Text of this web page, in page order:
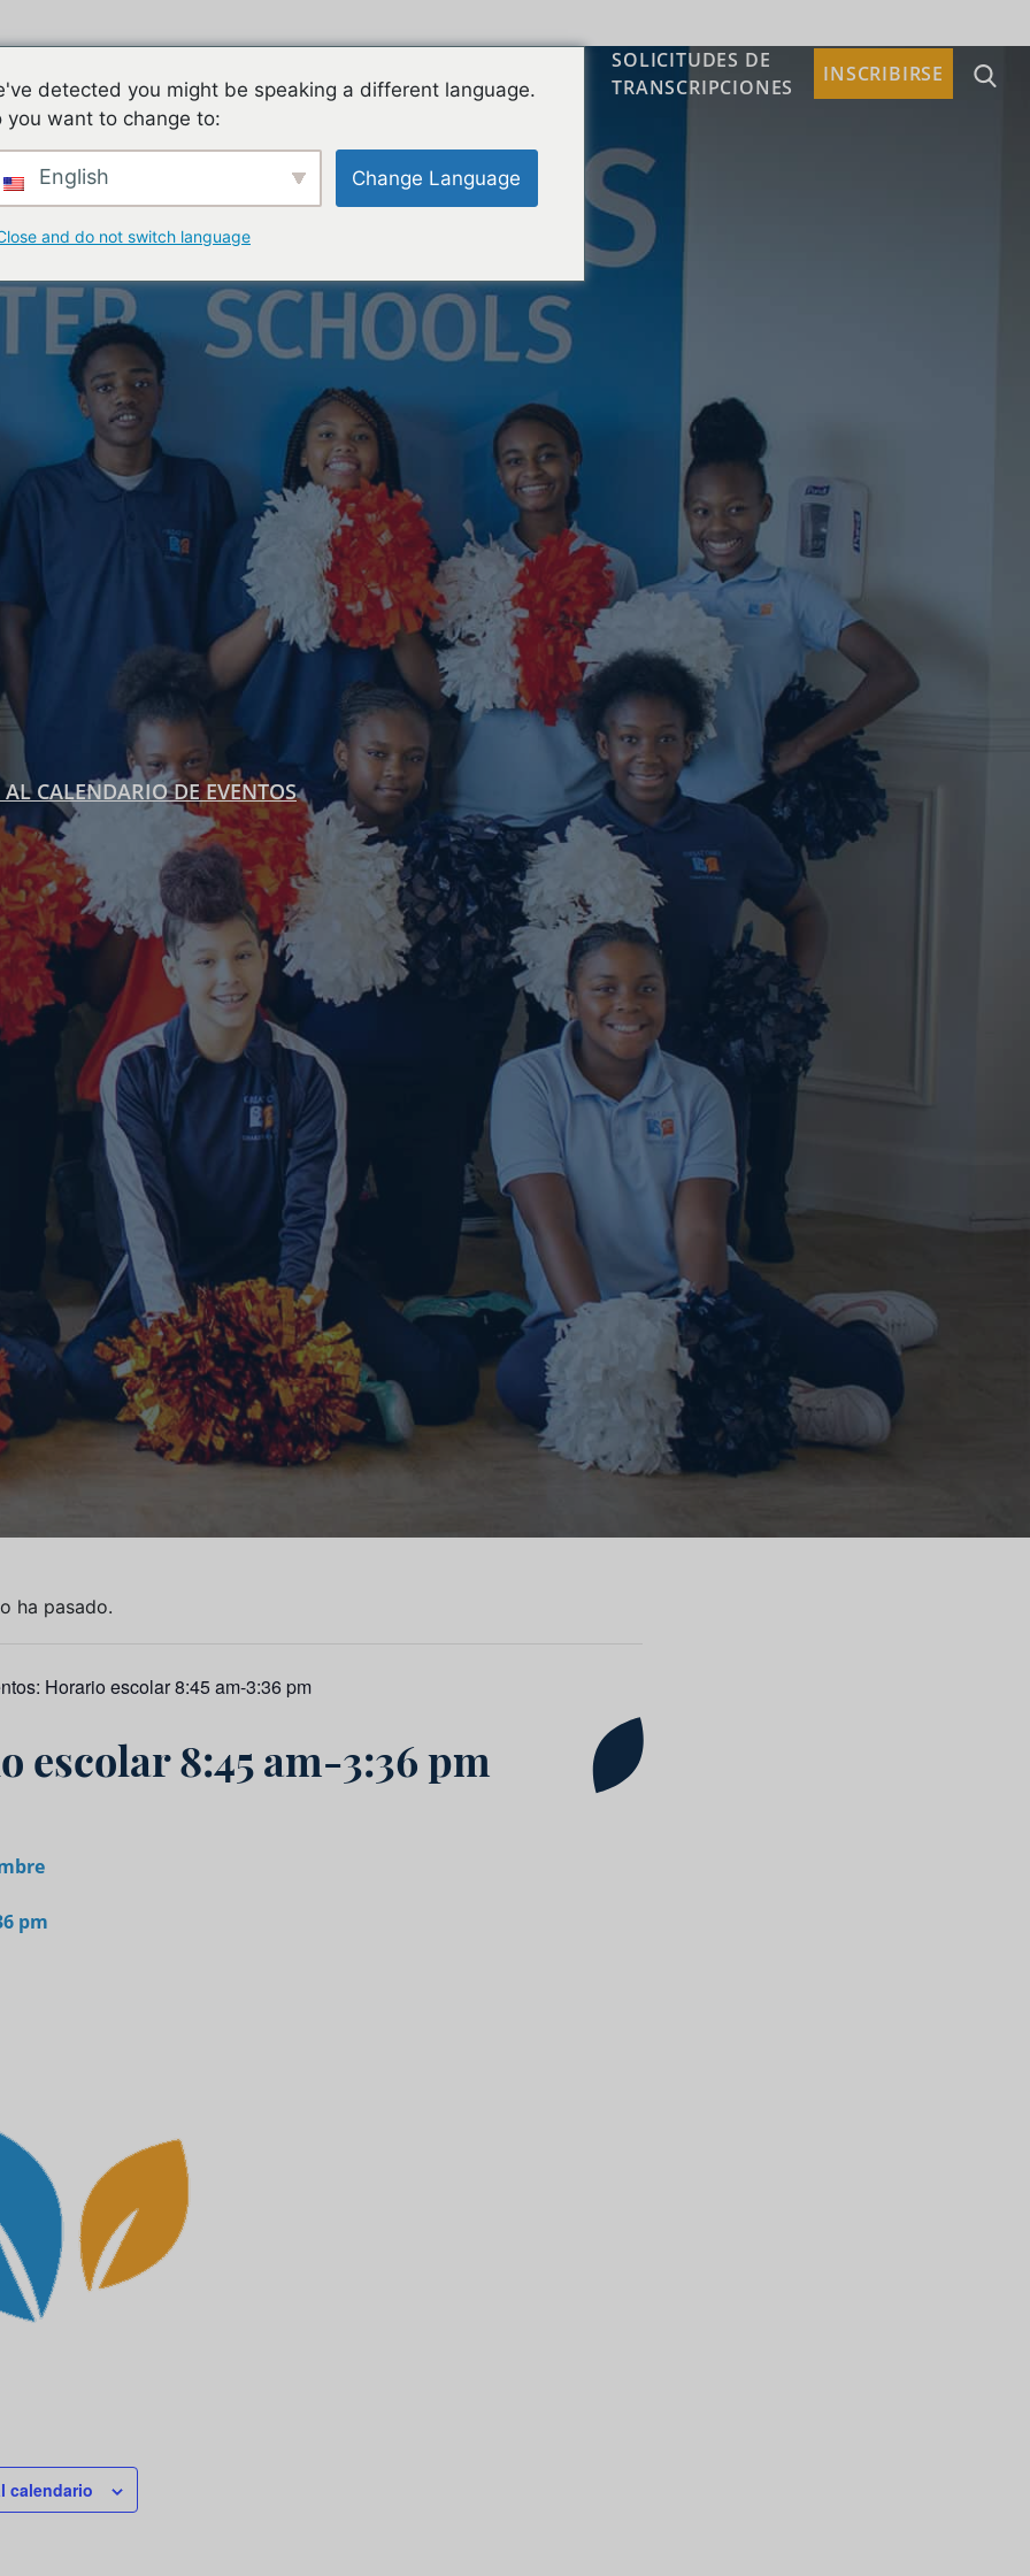
SOLICITUDES DE
TRANSCRIPCIONES
INSCRIBIRSE
AL CALENDARIO DE EVENTOS
ha pasado.
Horario escolar 8:45 am-3:36 pm
escolar 8:45 am-3:36 pm
pm
calendario
detected you might be speaking a different language.
you want to change to:
English Change Language
and do not switch language